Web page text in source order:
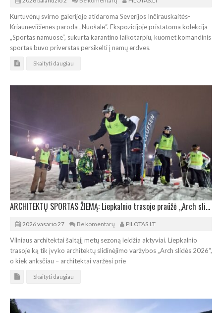
Kurtuvėnų svirno galerijoje atidaroma Severijos Inčirauskaitės-
Kriaunevičienės paroda „Nuošalė“. Ekspozicijoje pristatoma kolekcija
„Sportas namuose“, sukurta karantino laikotarpiu, kuomet komandinis
sportas buvo priverstas persikelti į namų erdves.
Skaityti daugiau
ARCHITEKTŲ SPORTAS ŽIEMĄ: Liepkalnio trasoje praūžė „Arch slidės 2026“
2026 vasario 27 Be komentarų PILOTAS.LT
Vilniaus architektai šaltąjį metų sezoną leidžia aktyviai. Liepkalnio
trasoje ką tik įvyko architektų slidinėjimo varžybos „Arch slidės 2026“,
o kiek anksčiau – architektai varžėsi prie
Skaityti daugiau